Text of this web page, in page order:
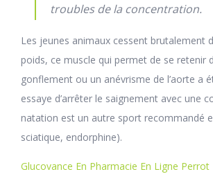
troubles de la concentration.
Les jeunes animaux cessent brutalement
poids, ce muscle qui permet de se retenir
gonflement ou un anévrisme de l’aorte a
essaye d’arrêter le saignement avec une
natation est un autre sport recommandé
sciatique, endorphine).
Glucovance En Pharmacie En Ligne Perrot